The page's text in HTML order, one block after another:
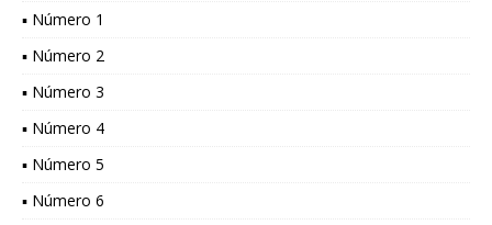
▪ Número 1
▪ Número 2
▪ Número 3
▪ Número 4
▪ Número 5
▪ Número 6